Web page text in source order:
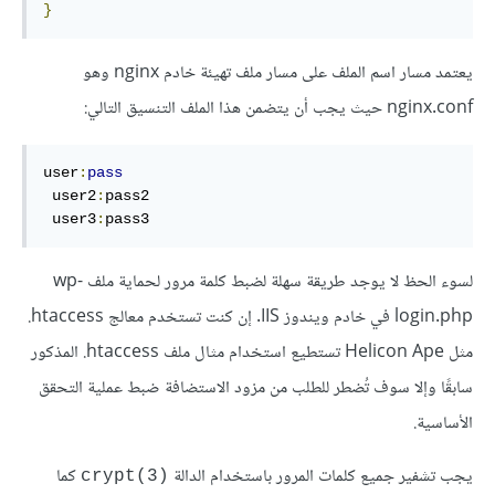
}
يعتمد مسار اسم الملف على مسار ملف تهيئة خادم nginx وهو
nginx.conf حيث يجب أن يتضمن هذا الملف التنسيق التالي:
user: pass
user2: pass2
user3: pass3
لسوء الحظ لا يوجد طريقة سهلة لضبط كلمة مرور لحماية ملف wp-
login.php في خادم ويندوز IIS. إن كنت تستخدم معالج ‎.htaccess
مثل Helicon Ape تستطيع استخدام مثال ملف ‎.htaccess المذكور
سابقًا وإلا سوف تُضطر للطلب من مزود الاستضافة ضبط عملية التحقق
الأساسية.
يجب تشفير جميع كلمات المرور باستخدام الدالة crypt(3)‎ كما